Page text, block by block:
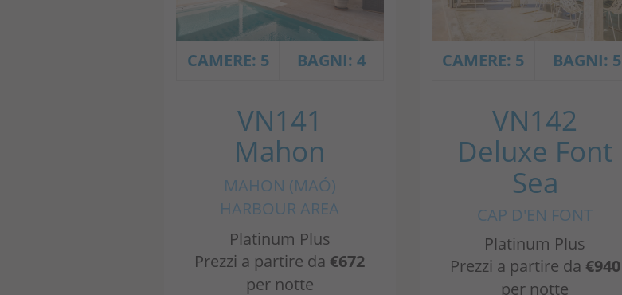
CAMERE: 5 BAGNI: 4
VN141
Mahon
MAHON (MAÓ)
HARBOUR AREA
Platinum Plus
Prezzi a partire da €672
per notte
CAMERE: 5 BAGNI: 5
VN142
Deluxe Font
Sea
CAP D'EN FONT
Platinum Plus
Prezzi a partire da €940
per notte